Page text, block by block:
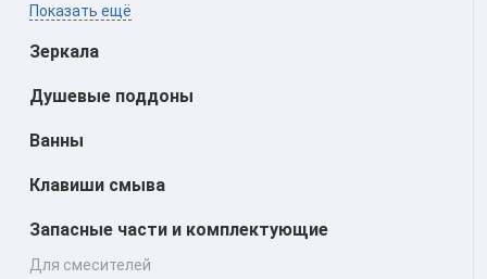
Показать ещё
Зеркала
Душевые поддоны
Ванны
Клавиши смыва
Запасные части и комплектующие
Для смесителей